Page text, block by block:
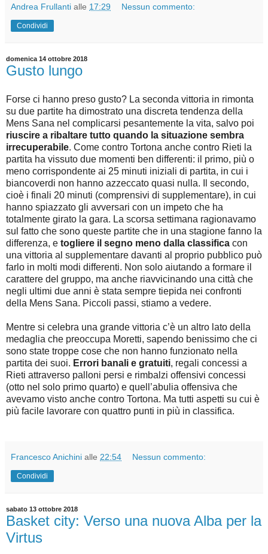
Andrea Frullanti alle 17:29 Nessun commento:
Condividi
domenica 14 ottobre 2018
Gusto lungo
Forse ci hanno preso gusto? La seconda vittoria in rimonta
su due partite ha dimostrato una discreta tendenza della
Mens Sana nel complicarsi pesantemente la vita, salvo poi
riuscire a ribaltare tutto quando la situazione sembra
irrecuperabile. Come contro Tortona anche contro Rieti la
partita ha vissuto due momenti ben differenti: il primo, più o
meno corrispondente ai 25 minuti iniziali di partita, in cui i
biancoverdi non hanno azzeccato quasi nulla. Il secondo,
cioè i finali 20 minuti (comprensivi di supplementare), in cui
hanno spiazzato gli avversari con un impeto che ha
totalmente girato la gara. La scorsa settimana ragionavamo
sul fatto che sono queste partite che in una stagione fanno la
differenza, e togliere il segno meno dalla classifica con
una vittoria al supplementare davanti al proprio pubblico può
farlo in molti modi differenti. Non solo aiutando a formare il
carattere del gruppo, ma anche riavvicinando una città che
negli ultimi due anni è stata sempre tiepida nei confronti
della Mens Sana. Piccoli passi, stiamo a vedere.
Mentre si celebra una grande vittoria c’è un altro lato della
medaglia che preoccupa Moretti, sapendo benissimo che ci
sono state troppe cose che non hanno funzionato nella
partita dei suoi. Errori banali e gratuiti, regali concessi a
Rieti attraverso palloni persi e rimbalzi offensivi concessi
(otto nel solo primo quarto) e quell’abulia offensiva che
avevamo visto anche contro Tortona. Ma tutti aspetti su cui è
più facile lavorare con quattro punti in più in classifica.
Francesco Anichini alle 22:54 Nessun commento:
Condividi
sabato 13 ottobre 2018
Basket city: Verso una nuova Alba per la
Virtus